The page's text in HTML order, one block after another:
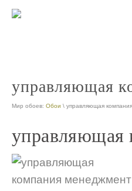
управляющая
Мир обоев: Обои \ управляющая
управляющая